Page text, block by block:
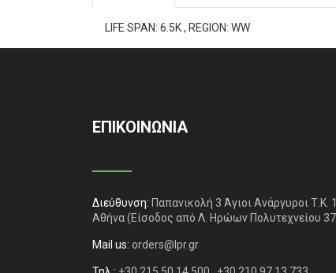
LIFE SPAN: 6.5K , REGION: WW
ΕΠΙΚΟΙΝΩΝΙΑ
Διεύθυνση: Παπανικολή 3 Άγιοι Ανάργυροι Τ.Κ.
Αθήνα(Είσοδος από Λ. Ηρώων Πολυτεχνείου
Mail us: orders@lpr.gr